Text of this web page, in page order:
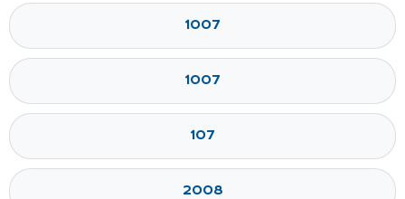
1007
1007
107
2008